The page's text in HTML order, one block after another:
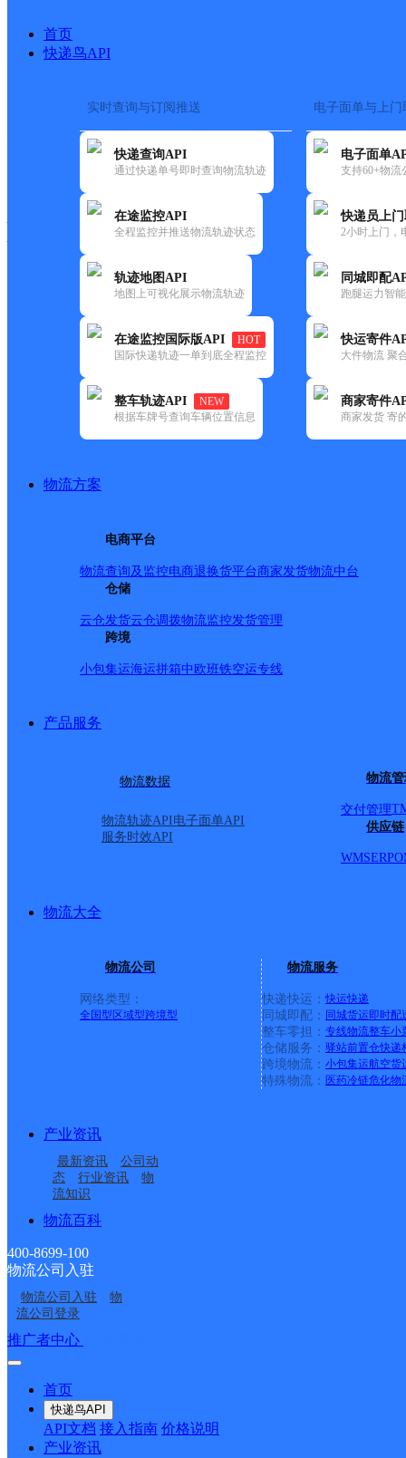
首页
快递鸟API
实时查询与订阅推送
快递查询API
通过快递单号即时查询物流轨迹
在途监控API
全程监控并推送物流轨迹状态
轨迹地图API
地图上可视化展示物流轨迹
在途监控国际版API
HOT
国际快递轨迹一单到底全程监控
整车轨迹API
NEW
根据车牌号查询车辆位置信息
电子面单与上门
电子面单
支持60+物流
快递员上
2小时上门，
同城即配
跑腿运力智
快运寄件
大件物流 聚
商家寄件
商家发货 寄
物流方案
电商平台
物流查询及监控电商退换货平台商家发货物流中台
仓储
云仓发货云仓调拨物流监控发货管理
跨境
小包集运海运拼箱中欧班铁空运专线
产品服务
物流数据
物流轨迹API电子面单API
服务时效API
物流
交付管理
供应链
WMSERP
物流大全
物流公司
网络类型：
全国型 区域型跨境型
物流服务
快递快运： 快运快递
同城即配： 同城货运即时配
整车零担： 专线物流整车小
仓储服务： 驿站前置仓快递
跨境物流： 小包集运航空货
特殊物流： 医药冷链危化物
产业资讯
最新资讯
公司动
态
行业资讯
物
流知识
物流百科
400-8699-100
物流公司入驻
物流公司入驻
物
流公司登录
推广者中心
首页
快递鸟API
API文档 接入指南 价格说明
产业资讯
快运大全 快递时效
韵达
华北朝阳区酒仙桥公司
更新时间：2022-07-14 00:00:00
所属快递：韵达速递
所属区域：北京市-北京市-朝阳区
网点地址：北京市朝阳区金盏乡金盏南路8号院
网点负责人：
华园服务部
华北主城区公司朝阳区
常营服务部丽景园分部
北京朝阳路北
华北主城公司朝阳大鲁
店服务部大鲁仓储分部
华北朝阳区观音堂公司
北京姚家园
华北主城区公司朝阳区
接口API
API接口 DEMO下载
关于我们